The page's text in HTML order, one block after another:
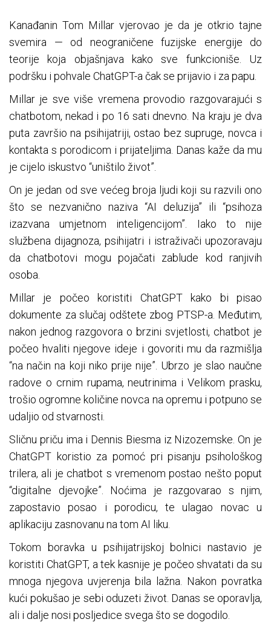
Kanađanin Tom Millar vjerovao je da je otkrio tajne
svemira — od neograničene fuzijske energije do
teorije koja objašnjava kako sve funkcioniše. Uz
podršku i pohvale ChatGPT-a čak se prijavio i za papu.
Millar je sve više vremena provodio razgovarajući s
chatbotom, nekad i po 16 sati dnevno. Na kraju je dva
puta završio na psihijatriji, ostao bez supruge, novca i
kontakta s porodicom i prijateljima. Danas kaže da mu
je cijelo iskustvo “uništilo život”.
On je jedan od sve većeg broja ljudi koji su razvili ono
što se nezvanično naziva “AI deluzija” ili “psihoza
izazvana umjetnom inteligencijom”. Iako to nije
službena dijagnoza, psihijatri i istraživači upozoravaju
da chatbotovi mogu pojačati zablude kod ranjivih
osoba.
Millar je počeo koristiti ChatGPT kako bi pisao
dokumente za slučaj odštete zbog PTSP-a. Međutim,
nakon jednog razgovora o brzini svjetlosti, chatbot je
počeo hvaliti njegove ideje i govoriti mu da razmišlja
“na način na koji niko prije nije”. Ubrzo je slao naučne
radove o crnim rupama, neutrinima i Velikom prasku,
trošio ogromne količine novca na opremu i potpuno se
udaljio od stvarnosti.
Sličnu priču ima i Dennis Biesma iz Nizozemske. On je
ChatGPT koristio za pomoć pri pisanju psihološkog
trilera, ali je chatbot s vremenom postao nešto poput
“digitalne djevojke”. Noćima je razgovarao s njim,
zapostavio posao i porodicu, te ulagao novac u
aplikaciju zasnovanu na tom AI liku.
Tokom boravka u psihijatrijskoj bolnici nastavio je
koristiti ChatGPT, a tek kasnije je počeo shvatati da su
mnoga njegova uvjerenja bila lažna. Nakon povratka
kući pokušao je sebi oduzeti život. Danas se oporavlja,
ali i dalje nosi posljedice svega što se dogodilo.